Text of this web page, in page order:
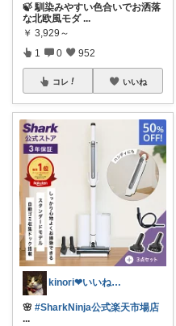
🍃 馴染みやすい色合いでお洒落
な北欧風モダ ...
￥ 3,929～
1 0 952
コレ いいね
kinori❤︎いいねご購入感謝です💝
🌸 #SharkNinja公式楽天市場店
...